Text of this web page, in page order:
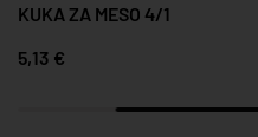
KUKA ZA MESO 4/1
5,13 €